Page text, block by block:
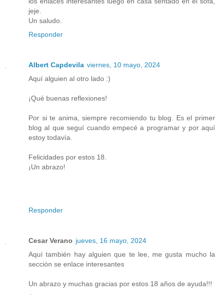
jeje.
Un saludo.
Responder
Albert Capdevila viernes, 10 mayo, 2024
Aquí alguien al otro lado :)
¡Qué buenas reflexiones!
Por si te anima, siempre recomiendo tu blog. Es el primer
blog al que seguí cuando empecé a programar y por aquí
estoy todavía.
Felicidades por estos 18.
¡Un abrazo!
Responder
Cesar Verano jueves, 16 mayo, 2024
Aquí también hay alguien que te lee, me gusta mucho la
sección se enlace interesantes
Un abrazo y muchas gracias por estos 18 años de ayuda!!!